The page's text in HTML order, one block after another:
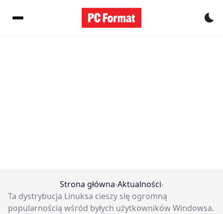
Strona główna›Aktualności›
Ta dystrybucja Linuksa cieszy się ogromną
popularnością wśród byłych użytkowników Windowsa.